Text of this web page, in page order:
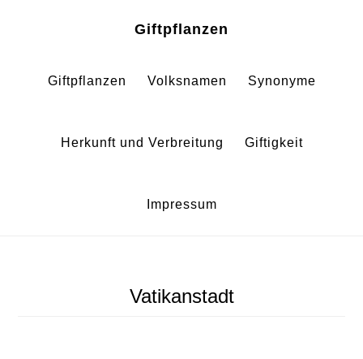
springen
springen
Giftpflanzen
Giftpflanzen Volksnamen Synonyme
Herkunft und Verbreitung Giftigkeit
Impressum
Vatikanstadt